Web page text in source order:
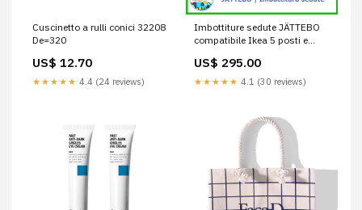
Cuscinetto a rulli conici 32208
De=320
US$ 12.70
★★★★★ 4.4 (24 reviews)
Imbottiture sedute JÄTTEBO
compatibile Ikea 5 posti e
US$ 295.00
★★★★★ 4.1 (30 reviews)